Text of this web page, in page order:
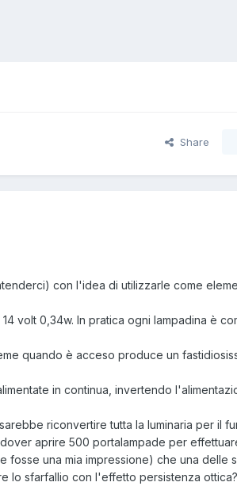
Share
con l'idea di utilizzarle come
volt 0,34w. In pratica ogni lampadina è
quando è acceso produce un
in continua, invertendo
riconvertire tutta la luminaria per il
aprire 500 portalampade per
fosse una mia impressione) che una delle
lo sfarfallio con l'effetto persistenza